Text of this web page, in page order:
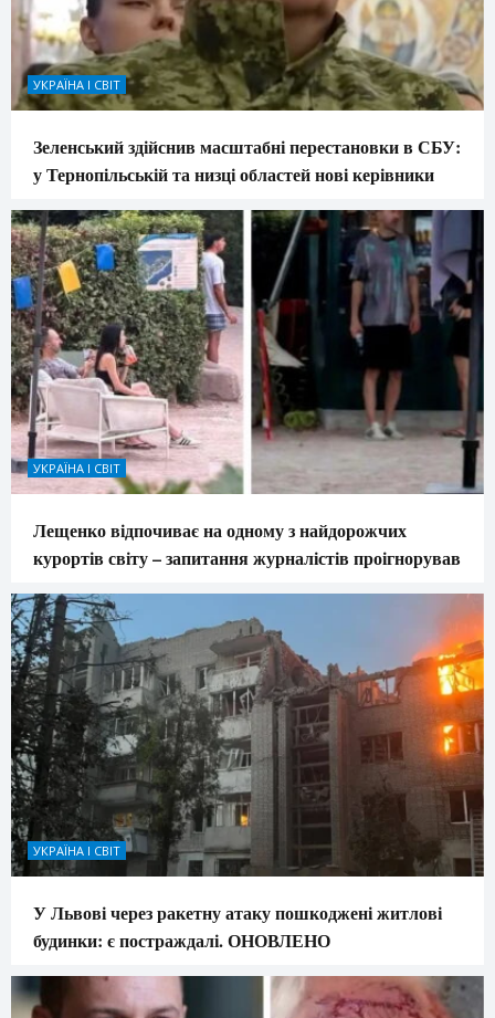
УКРАЇНА І СВІТ
Зеленський здійснив масштабні перестановки в СБУ:
у Тернопільській та низці областей нові керівники
УКРАЇНА І СВІТ
Лещенко відпочиває на одному з найдорожчих
курортів світу – запитання журналістів проігнорував
УКРАЇНА І СВІТ
У Львові через ракетну атаку пошкоджені житлові
будинки: є постраждалі. ОНОВЛЕНО